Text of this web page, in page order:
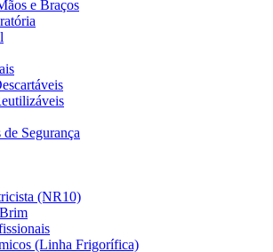
e Braços
Segurança
(NR10)
(Linha Frigorífica)